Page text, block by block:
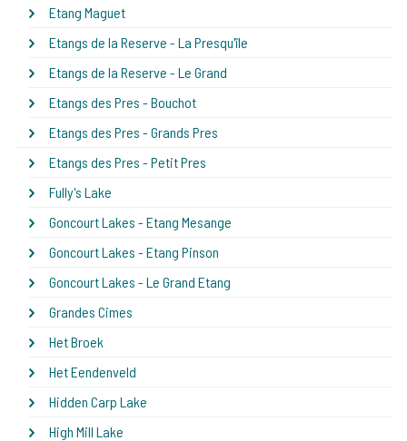
Etang Maguet
Etangs de la Reserve - La Presqu'île
Etangs de la Reserve - Le Grand
Etangs des Pres - Bouchot
Etangs des Pres - Grands Pres
Etangs des Pres - Petit Pres
Fully's Lake
Goncourt Lakes - Etang Mesange
Goncourt Lakes - Etang Pinson
Goncourt Lakes - Le Grand Etang
Grandes Cimes
Het Broek
Het Eendenveld
Hidden Carp Lake
High Mill Lake